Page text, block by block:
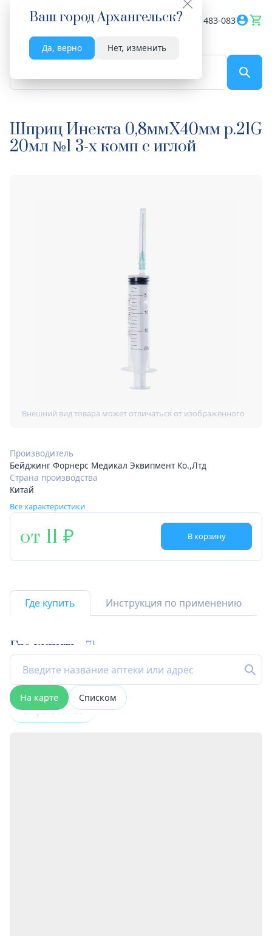
Ваш городАрхангельск?
Да, верно Нет, изменить
Весь сайт 8182 483-083
Шприц Инекта 0,8ммX40мм р.21G
20мл №1 3-х комп с иглой
Производитель
Бейджинг Форнерс Медикал Эквипмент Ко.,Лтд
Страна производства
Китай
Все характеристики
от 11 В корзину
Где купить Инструкция по применению
Где купить 71
На карте Списком
Открыта сейчас